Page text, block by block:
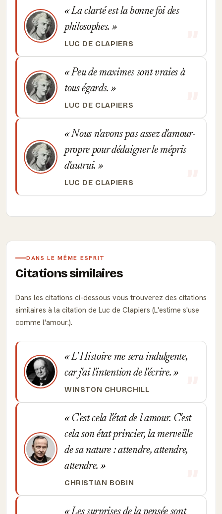
La clarté est la bonne foi des
philosophes.
LUC DE CLAPIERS
Peu de maximes sont vraies à
tous égards.
LUC DE CLAPIERS
Nous n'avons pas assez d'amour-
propre pour dédaigner le mépris
d'autrui.
LUC DE CLAPIERS
DANS LE MÊME ESPRIT
Citations similaires
Dans les citations ci-dessous vous trouverez des citations
similaires à la citation de Luc de Clapiers (L'estime s'use
comme l'amour.).
L' Histoire me sera indulgente,
car j'ai l'intention de l'écrire.
WINSTON CHURCHILL
C'est cela l'état de l amour. C'est
cela son état princier, la merveille
de sa nature : attendre, attendre,
attendre.
CHRISTIAN BOBIN